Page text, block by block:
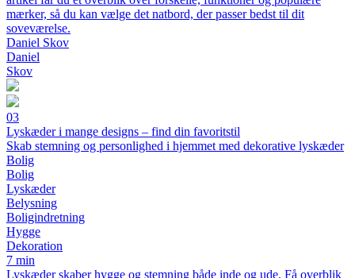
mærker, så du kan vælge det natbord, der passer bedst til dit
soveværelse.
Daniel Skov
Daniel
Skov
03
Lyskæder i mange designs – find din favoritstil
Skab stemning og personlighed i hjemmet med dekorative lyskæder
Bolig
Bolig
Lyskæder
Belysning
Boligindretning
Hygge
Dekoration
7 min
Lyskæder skaber hygge og stemning både inde og ude. Få overblik